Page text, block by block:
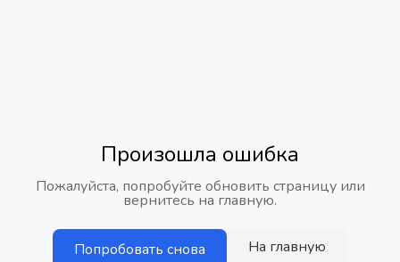
Произошла ошибка
Пожалуйста, попробуйте обновить страницу или
вернитесь на главную.
Попробовать снова На главную